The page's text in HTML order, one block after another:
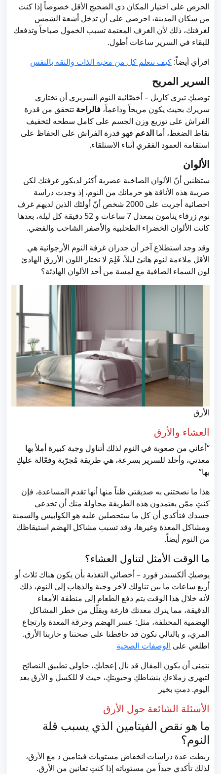
الحرص على اختيار المكان ذي الضجيج الأقل خصوصاً إذا كنت
من سكان المدينة، احرصي على أن تدخل أشعة الشمس
لغرفتك، ذلك لأن الغرف المعتمة تسبب الخمول صباحاً وتدفعك
للبقاء في السرير ساعات أطول.
اقرأي أيضاً: كيف نتعلم كل من محبة الذات والثقة بالنفس
السرير المريح
توصيكِ تيري كاريل – أخصّائية النوم السريري أن تختاري
سريرك بحيث يكون مريحاً وداعماً، فالراحة تتحقق من قدرة
الفراش على توزيع وزن الجسم على كامل سطحه لتخفيف
نقاط الضغط، أما الدعم فهو قدرة الفراش على الحفاظ على
استقامة العمود الفقري أثناء الاستلقاء.
الألوان
ستظنين أنّ الألوان الصاخبة عصرية أكثر لديكور غرفتك لكن
ضريبة هذه الأناقة هو حرمانك من النوم، إذ وجدت دراسة
احصائية أجريت على 2000 شخص أنّ أولئك الذين لديهم غرف
نوم زرقاء ينامون بمعدل 7 ساعات و 52 دقيقة كل ليلة، بعدها
كانت الألوان الخضراء الطحلبية والأصفر الشاحب والفضي.
وقد وجد استطلاع آخر أن جدران غرفة النوم الأرجوانية هي
الأقل ملاءمة لنوم هانئ ليلاً، فَلِمَ لا نختار اللون الأزرق الهادئ
لون السماء الصافية مع لمسة من أحد الألوان الهادئة؟
الأرق
العشاء والأرق
“أعاني من صعوبة في النوم لذلك أتناول وجبة كبيرة أملأ بها
معدتي، وأخلد للسرير بسرعة، هي طريقة مُجرّبة وفعّالة عليكِ
بها”
هذا ما نصحتني به صديقتي ظناً منها أنها تقدم المساعدة، فإن
كنتِ ممّن يعتمدون هذه الطريقة محاولة منك أن تخدعي
جسدك فتأكدي أن كل ما ستحصلين عليه هو الكوابيس والسمنة
ومشاكل المعدة وغيرها، وقد تسبب مشاكل الهضم استيقاظك
من النوم أيضاً.
ما الوقت الأمثل لتناول العشاء؟
يوصيكِ ألكسندر فورد – أخصائي التغذية بأن يكون هناك ثلاث أو
أربع ساعات ما بين تناولك لآخر وجبة والذهاب إلى النوم، ذلك
لأنه خلال هذا الوقت يتم دفع الطعام إلى منطقة الأمعاء
الدقيقة، مما يترك معدتك فارغة ويقلّل من خطر المشاكل
الهضمية المختلفة، مثل: عسر الهضم وحرقة المعدة وارتجاع
المري، و بالتالي نكون قد حافظنا على صحتنا و حاربنا الأرق.
اطلعي على الوصفات الصحية
نتمنى أن يكون المقال قد نال إعجابكِ، حاولي تطبيق النصائح
لتبهري زملاءكِ بنشاطكِ وحيويتكِ، حيث لا للكسل و الأرق بعد
اليوم. دمتِ بخير
الأسئلة الشائعة حول الأرق
ما هو نقص الفيتامين الذي يسبب قلة
النوم؟
ربطت عدة دراسات انخفاض مستويات فيتامين د مع الأرق،
لذلك تأكدي جيداً من مستوياته إذا كنتِ تعانين من الأرق.